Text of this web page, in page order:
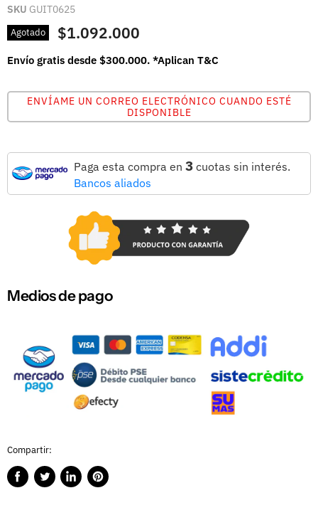
SKU GUIT0625
Agotado $1.092.000
Envío gratis desde $300.000. *Aplican T&C
ENVÍAME UN CORREO ELECTRÓNICO CUANDO ESTÉ
DISPONIBLE
Paga esta compra en 3 cuotas sin interés.
Bancos aliados
Medios de pago
Compartir:
CompartirPublicarCompartirGuardar